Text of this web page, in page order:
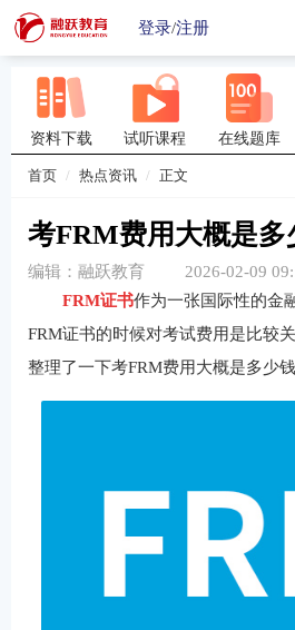
登录/注册
资料下载 试听课程 在线题库
首页 热点资讯 正文
考FRM费用大概是多
编辑：融跃教育
2026-02-09
FRM证书作为一张国际性的金
FRM证书的时候对考试费用是比较
整理了一下考FRM费用大概是多少